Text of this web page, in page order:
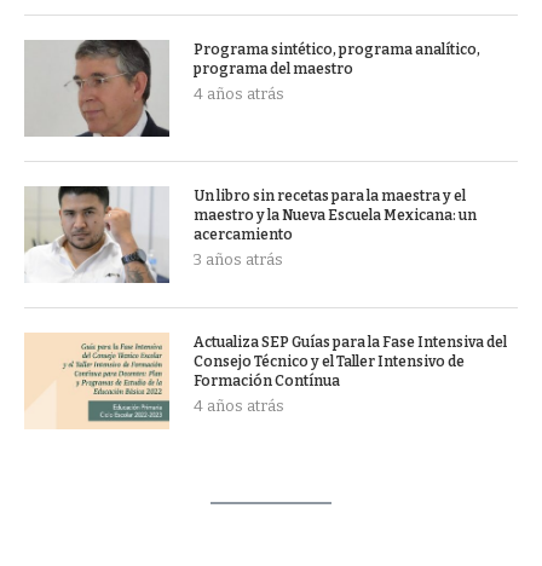
Programa sintético, programa analítico,
programa del maestro
4 años atrás
Un libro sin recetas para la maestra y el
maestro y la Nueva Escuela Mexicana: un
acercamiento
3 años atrás
Actualiza SEP Guías para la Fase Intensiva del
Consejo Técnico y el Taller Intensivo de
Formación Contínua
4 años atrás